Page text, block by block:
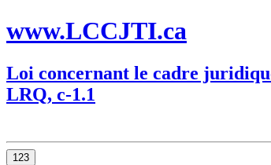
www.LCCJTI.ca
Loi concernant le cadre
LRQ, c-1.1
123